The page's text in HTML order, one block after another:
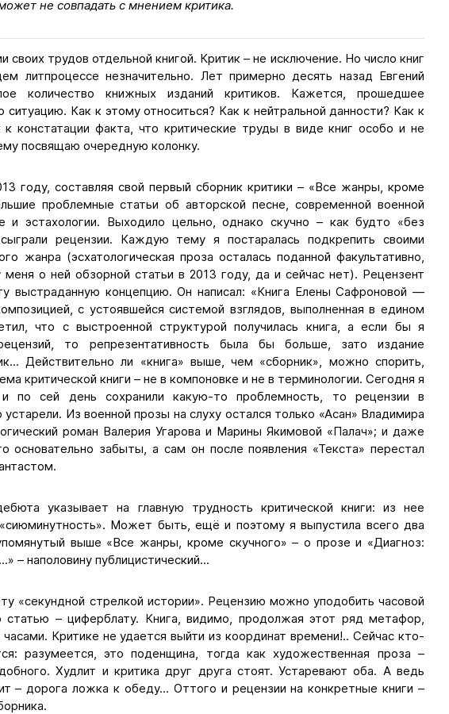
не совпадать с мнением критика.
своих трудов отдельной книгой. Критик – не исключение. Но число книг
литпроцессе незначительно. Лет примерно десять назад Евгений
количество книжных изданий критиков. Кажется, прошедшее
ситуацию. Как к этому относиться? Как к нейтральной данности? Как к
к констатации факта, что критические труды в виде книг особо и не
посвящаю очередную колонку.
году, составляя свой первый сборник критики – «Все жанры, кроме
проблемные статьи об авторской песне, современной военной
и эстахологии. Выходило цельно, однако скучно – как будто «без
рецензии. Каждую тему я постаралась подкрепить своими
жанра (эсхатологическая проза осталась поданной факультативно,
о ней обзорной статьи в 2013 году, да и сейчас нет). Рецензент
выстраданную концепцию. Он написал: «Книга Елены Сафроновой —
с устоявшейся системой взглядов, выполненная в едином
что с выстроенной структурой получилась книга, а если бы я
то репрезентативность была бы больше, зато издание
Действительно ли «книга» выше, чем «сборник», можно спорить,
критической книги – не в компоновке и не в терминологии. Сегодня я
по сей день сохранили какую-то проблемность, то рецензии в
Из военной прозы на слуху остался только «Асан» Владимира
роман Валерия Угарова и Марины Якимовой «Палач»; и даже
основательно забыты, а сам он после появления «Текста» перестал
указывает на главную трудность критической книги: из нее
«сиюминутность». Может быть, ещё и поэтому я выпустила всего два
выше «Все жанры, кроме скучного» – о прозе и «Диагноз:
– наполовину публицистический...
«секундной стрелкой истории». Рецензию можно уподобить часовой
статью – циферблату. Книга, видимо, продолжая этот ряд метафор,
Критике не удается выйти из координат времени!.. Сейчас кто-
разумеется, это поденщина, тогда как художественная проза –
Худлит и критика друг друга стоят. Устаревают оба. А ведь
– дорога ложка к обеду... Оттого и рецензии на конкретные книги –